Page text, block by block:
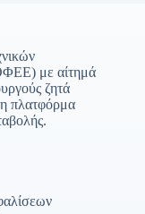
με αίτημά
ζητά
πλατφόρμα